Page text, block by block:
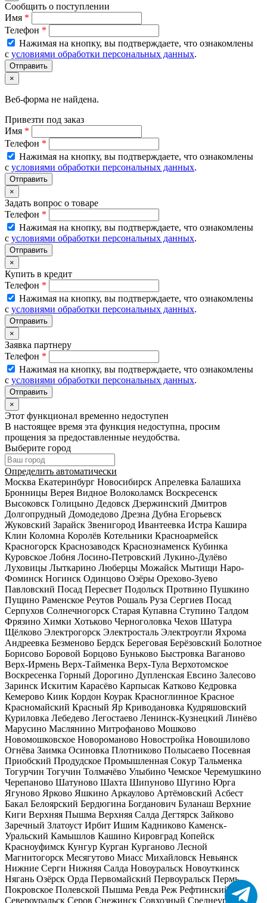
Сообщить о поступлении
Имя *
Телефон *
Нажимая на кнопку, вы подтверждаете, что ознакомлены
с условиями обработки персональных данных.
×
Веб-форма не найдена.
Привезти под заказ
Имя *
Телефон *
Нажимая на кнопку, вы подтверждаете, что ознакомлены
с условиями обработки персональных данных.
×
Задать вопрос о товаре
Телефон *
Нажимая на кнопку, вы подтверждаете, что ознакомлены
с условиями обработки персональных данных.
×
Купить в кредит
Телефон *
Нажимая на кнопку, вы подтверждаете, что ознакомлены
с условиями обработки персональных данных.
×
Заявка партнеру
Телефон *
Нажимая на кнопку, вы подтверждаете, что ознакомлены
с условиями обработки персональных данных.
×
Этот функционал временно недоступен
В настоящее время эта функция недоступна, просим
прощения за предоставленные неудобства.
Выберите город
Определить автоматически
Москва Екатеринбург Новосибирск Апрелевка Балашиха
Бронницы Верея Видное Волоколамск Воскресенск
Высоковск Голицыно Дедовск Дзержинский Дмитров
Долгопрудный Домодедово Дрезна Дубна Егорьевск
Жуковский Зарайск Звенигород Ивантеевка Истра Кашира
Клин Коломна Королёв Котельники Красноармейск
Красногорск Краснозаводск Краснознаменск Кубинка
Куровское Лобня Лосино-Петровский Лукино-Дулёво
Луховицы Лыткарино Люберцы Можайск Мытищи Наро-
Фоминск Ногинск Одинцово Озёры Орехово-Зуево
Павловский Посад Пересвет Подольск Протвино Пушкино
Пущино Раменское Реутов Рошаль Руза Сергиев Посад
Серпухов Солнечногорск Старая Купавна Ступино Талдом
Фрязино Химки Хотьково Черноголовка Чехов Шатура
Щёлково Электрогорск Электросталь Электроугли Яхрома
Андреевка Безменово Бердск Береговая Берёзовский Болотное
Борисово Боровой Борцово Буньково Быстровка Ваганово
Верх-Ирмень Верх-Тайменка Верх-Тула Верхотомское
Воскресенка Горный Дорогино Дупленская Евсино Залесово
Заринск Искитим Карасёво Карпысак Катково Кедровка
Кемерово Киик Кордон Коурак Красноглинное Красное
Красномайский Красный Яр Криводановка Кудряшовский
Куриловка Лебедево Легостаево Ленинск-Кузнецкий Линёво
Марусино Маслянино Митрофаново Мошково
Новомошковское Новороманово Новостройка Новошилово
Огнёва Заимка Осиновка Плотниково Полысаево Посевная
Приобский Продудское Промышленная Сокур Тальменка
Тогурчин Тогучин Толмачёво Улыбино Чемское Черемушкино
Черепаново Шатуново Шахта Шипуново Шугино Юрга
Ягуново Ярково Яшкино Аркаулово Артёмовский Асбест
Бакал Белоярский Бердюгина Богданович Буланаш Верхние
Киги Верхняя Пышма Верхняя Салда Дегтярск Зайково
Заречный Златоуст Ирбит Ишим Кадниково Каменск-
Уральский Камышлов Кашино Кировград Копейск
Красноуфимск Кунгур Курган Курганово Лесной
Магнитогорск Месягутово Миасс Михайловск Невьянск
Нижние Серги Нижняя Салда Новоуральск Новоуткинск
Нягань Озёрск Орда Первомайский Первоуральск Пермь
Покровское Полевской Пышма Ревда Реж Рефтинский
Сатка
Североуральск Серов Снежинск Совхозный Среднеуральск